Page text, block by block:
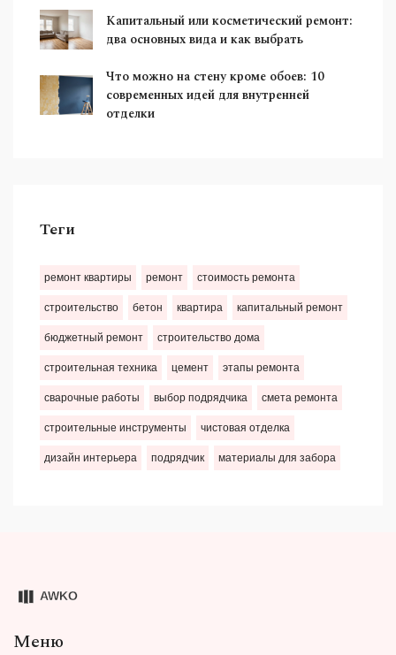
Капитальный или косметический ремонт:
два основных вида и как выбрать
Что можно на стену кроме обоев: 10
современных идей для внутренней
отделки
Теги
ремонт квартиры ремонт стоимость ремонта
строительство бетон квартира капитальный ремонт
бюджетный ремонт строительство дома
строительная техника цемент этапы ремонта
сварочные работы выбор подрядчика смета ремонта
строительные инструменты чистовая отделка
дизайн интерьера подрядчик материалы для забора
Меню